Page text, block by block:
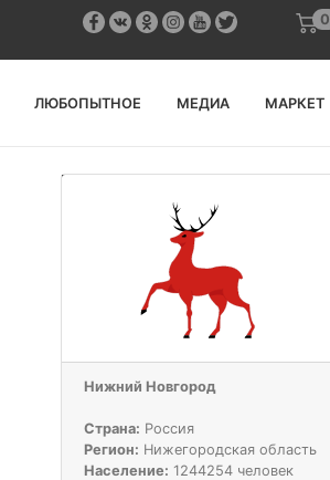
0
ЛЮБОПЫТНОЕ МЕДИА МАРКЕТ
Нижний Новгород
Страна: Россия
Регион: Нижегородская область
Население: 1244254 человек